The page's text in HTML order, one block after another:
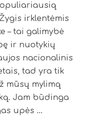
irklentėmis
– tai galimybė
ir nuotykių
nacionalinis
tad yra tik
mūsų mylimą
Jam būdinga
upės …